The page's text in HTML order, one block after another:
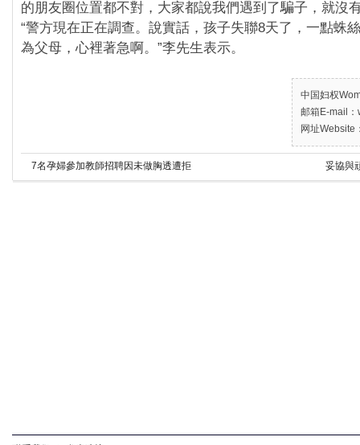
的朋友圈位置都不對，大家都說我們遇到了騙子，就沒
“警方現在正在調查。說實話，孩子失聯8天了，一點蛛
為父母，心裡著急啊。”李先生表示。
中国妇权
邮箱E-mail
网址Website
7名孕婦參加教師招聘因未做胸透遭拒 妥協與